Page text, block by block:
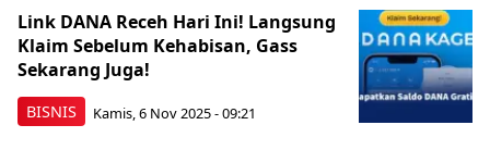
BISNIS
Link DANA Receh Hari Ini! Langsung
Klaim Sebelum Kehabisan, Gass
Sekarang Juga!
Kamis, 6 Nov 2025 - 09:21